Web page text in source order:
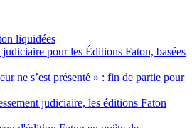
liquidées
pour les Éditions Faton, basées
ne s’est présenté » : fin de partie pour
judiciaire, les éditions Faton